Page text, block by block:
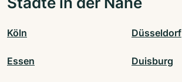
Köln Düsseldorf
Essen Duisburg